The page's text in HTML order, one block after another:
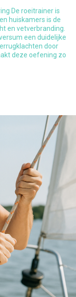
De roeitrainer is
huiskamers is de
en vetverbranding.
een duidelijke
door
deze oefening zo